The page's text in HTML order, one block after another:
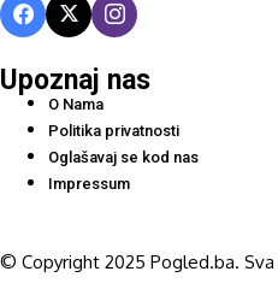
Upoznaj nas
O Nama
Politika privatnosti
Oglašavaj se kod nas
Impressum
© Copyright 2025 Pogled.ba. Sva